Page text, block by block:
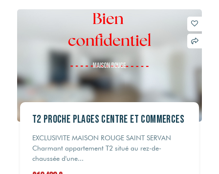
T2 PROCHE PLAGES CENTRE ET COMMERCES
EXCLUSIVITE MAISON ROUGE SAINT SERVAN
Charmant appartement T2 situé au rez-de-
chaussée d'une...